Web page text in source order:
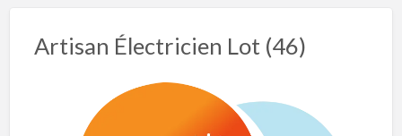
Artisan Électricien Lot (46)